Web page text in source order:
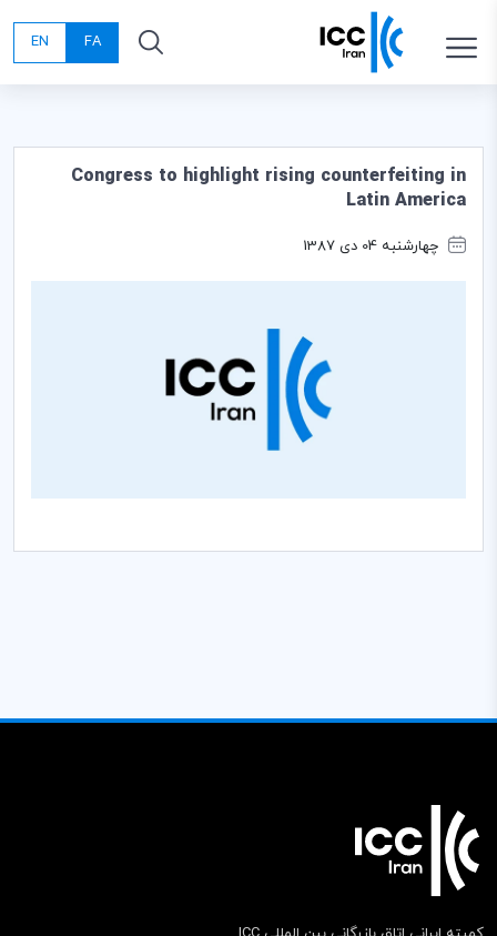
FA
EN
Congress to highlight rising counterfeiting in
Latin America
چهارشنبه 04 دی 1387